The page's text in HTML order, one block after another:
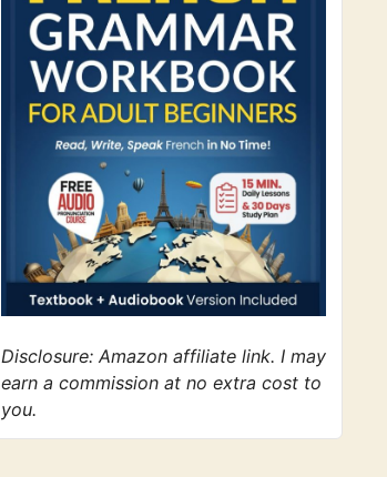
Disclosure: Amazon affiliate link. I may
earn a commission at no extra cost to
you.